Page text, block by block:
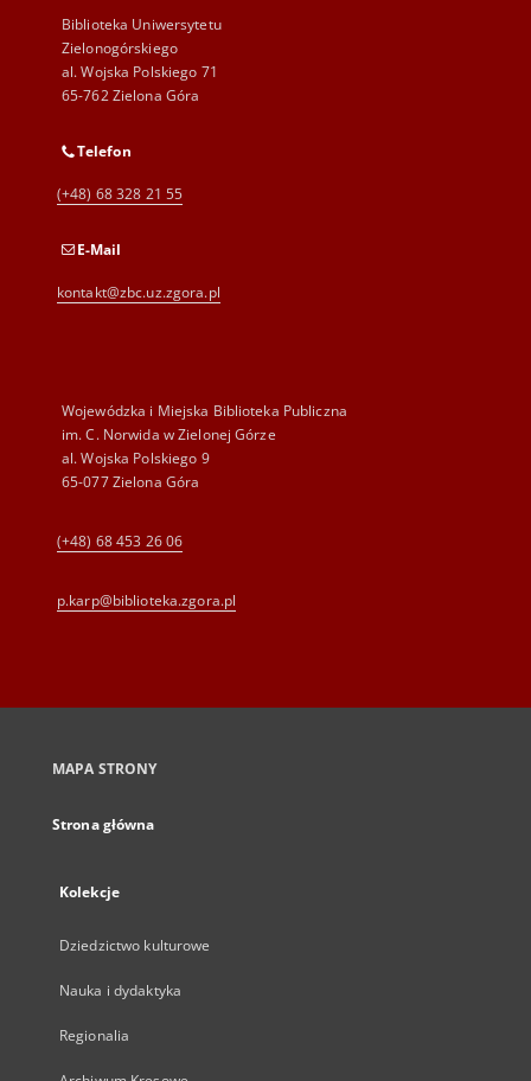
Biblioteka Uniwersytetu
Zielonogórskiego
al. Wojska Polskiego 71
65-762 Zielona Góra
Telefon
(+48) 68 328 21 55
E-Mail
kontakt@zbc.uz.zgora.pl
Wojewódzka i Miejska Biblioteka Publiczna
im. C. Norwida w Zielonej Górze
al. Wojska Polskiego 9
65-077 Zielona Góra
(+48) 68 453 26 06
p.karp@biblioteka.zgora.pl
MAPA STRONY
Strona główna
Kolekcje
Dziedzictwo kulturowe
Nauka i dydaktyka
Regionalia